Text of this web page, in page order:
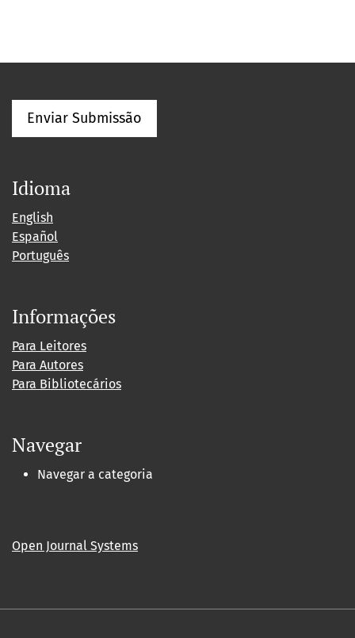
Enviar Submissão
Idioma
English
Español
Português
Informações
Para Leitores
Para Autores
Para Bibliotecários
Navegar
Navegar a categoria
Open Journal Systems